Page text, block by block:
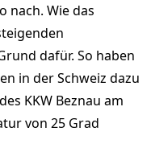
nach. Wie das
dafür. So haben
in der Schweiz dazu
KKW Beznau am
von 25 Grad